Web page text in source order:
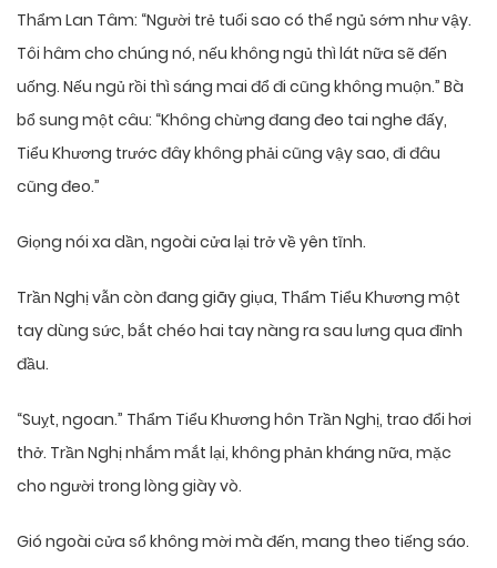
Thẩm Lan Tâm: “Người trẻ tuổi sao có thể ngủ sớm như vậy.
Tôi hâm cho chúng nó, nếu không ngủ thì lát nữa sẽ đến
uống. Nếu ngủ rồi thì sáng mai đổ đi cũng không muộn.” Bà
bổ sung một câu: “Không chừng đang đeo tai nghe đấy,
Tiểu Khương trước đây không phải cũng vậy sao, đi đâu
cũng đeo.”
Giọng nói xa dần, ngoài cửa lại trở về yên tĩnh.
Trần Nghị vẫn còn đang giãy giụa, Thẩm Tiểu Khương một
tay dùng sức, bắt chéo hai tay nàng ra sau lưng qua đỉnh
đầu.
“Suỵt, ngoan.” Thẩm Tiểu Khương hôn Trần Nghị, trao đổi hơi
thở. Trần Nghị nhắm mắt lại, không phản kháng nữa, mặc
cho người trong lòng giày vò.
Gió ngoài cửa sổ không mời mà đến, mang theo tiếng sáo.